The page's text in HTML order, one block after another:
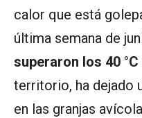
calor que está
última semana de
superaron los 40 °C
territorio, ha dejado
en las granjas